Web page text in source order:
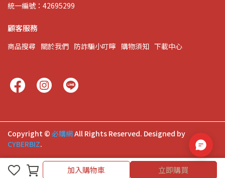
加入購物車 立即購買
統一編號：42695299
顧客服務
商品搜尋 關於我們 防詐騙小叮嚀 購物須知 下載中心
Copyright © 必購網All Rights Reserved. Designed by
CYBERBIZ.